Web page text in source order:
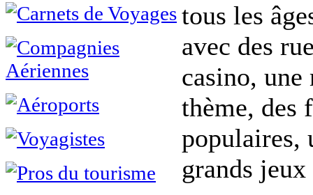
tous les
avec des
casino, une
thème, des
populaires,
grands